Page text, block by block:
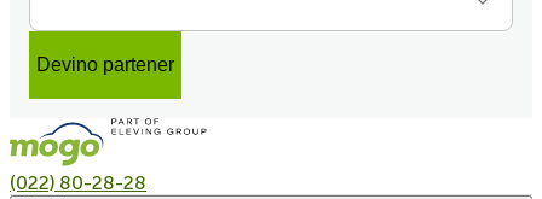
Devino partener
(022) 80-28-28